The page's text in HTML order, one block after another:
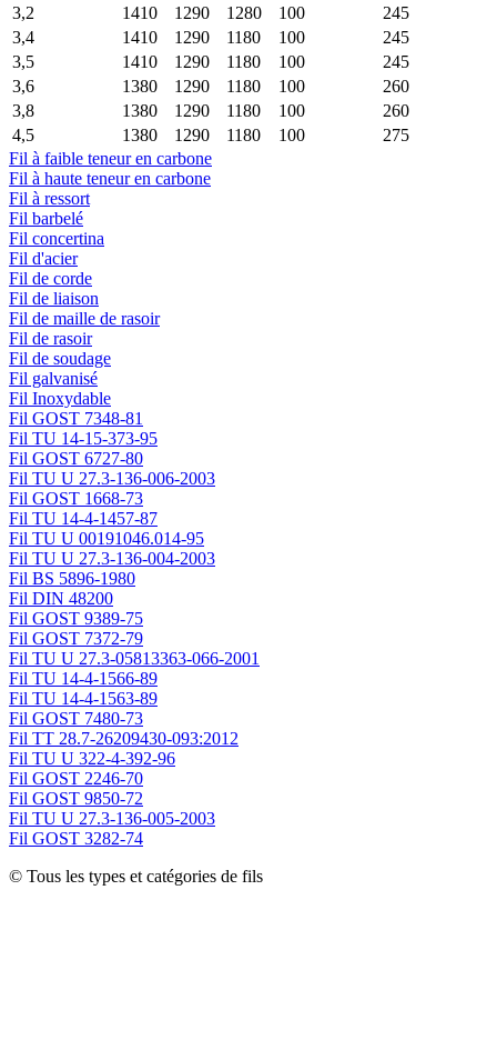
3,2
1410 1290 1280 100
245
3,4
1410 1290 1180 100
245
3,5
1410 1290 1180 100
245
3,6
1380 1290 1180 100
260
3,8
1380 1290 1180 100
260
4,5
1380 1290 1180 100
275
Fil à faible teneur en carbone
Fil à haute teneur en carbone
Fil à ressort
Fil barbelé
Fil concertina
Fil d'acier
Fil de corde
Fil de liaison
Fil de maille de rasoir
Fil de rasoir
Fil de soudage
Fil galvanisé
Fil Inoxydable
Fil GOST 7348-81
Fil TU 14-15-373-95
Fil GOST 6727-80
Fil TU U 27.3-136-006-2003
Fil GOST 1668-73
Fil TU 14-4-1457-87
Fil TU U 00191046.014-95
Fil TU U 27.3-136-004-2003
Fil BS 5896-1980
Fil DIN 48200
Fil GOST 9389-75
Fil GOST 7372-79
Fil TU U 27.3-05813363-066-2001
Fil TU 14-4-1566-89
Fil TU 14-4-1563-89
Fil GOST 7480-73
Fil TT 28.7-26209430-093:2012
Fil TU U 322-4-392-96
Fil GOST 2246-70
Fil GOST 9850-72
Fil TU U 27.3-136-005-2003
Fil GOST 3282-74
© Tous les types et catégories de fils